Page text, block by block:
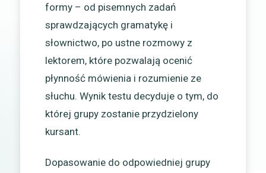
formy – od pisemnych zadań
sprawdzających gramatykę i
słownictwo, po ustne rozmowy z
lektorem, które pozwalają ocenić
płynność mówienia i rozumienie ze
słuchu. Wynik testu decyduje o tym, do
której grupy zostanie przydzielony
kursant.
Dopasowanie do odpowiedniej grupy